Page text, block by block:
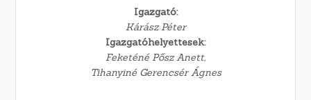
Igazgató:
Kárász Péter
Igazgatóhelyettesek:
Feketéné Pősz Anett,
Tihanyiné Gerencsér Ágnes